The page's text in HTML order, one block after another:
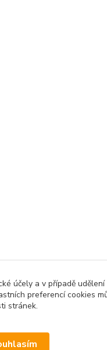
účely a v případě
preferencí cookies
stránek.